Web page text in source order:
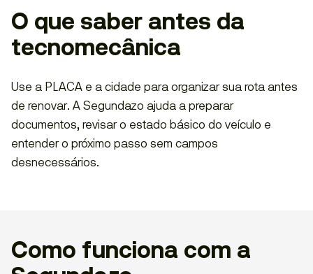
O que saber antes da
tecnomecânica
Use a PLACA e a cidade para organizar sua rota antes
de renovar. A Segundazo ajuda a preparar
documentos, revisar o estado básico do veículo e
entender o próximo passo sem campos
desnecessários.
Como funciona com a